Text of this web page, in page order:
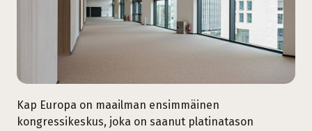
Kap Europa on maailman ensimmäinen
kongressikeskus, joka on saanut platinatason